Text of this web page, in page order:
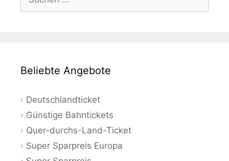
nach:
Beliebte Angebote
Deutschlandticket
Günstige Bahntickets
Quer-durchs-Land-Ticket
Super Sparpreis Europa